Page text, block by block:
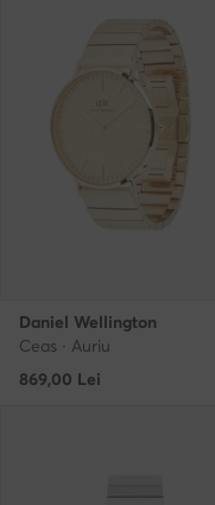
Daniel Wellington
Ceas · Auriu
869,00 Lei